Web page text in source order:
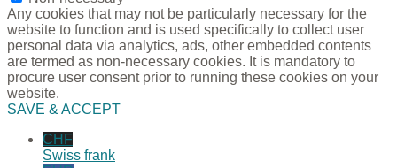
Any cookies that may not be particularly necessary for the
website to function and is used specifically to collect user
personal data via analytics, ads, other embedded contents
are termed as non-necessary cookies. It is mandatory to
procure user consent prior to running these cookies on your
website.
SAVE & ACCEPT
CHF
Swiss frank